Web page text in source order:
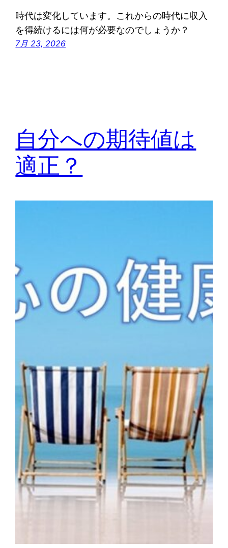
時代は変化しています。これからの時代に収入
を得続けるには何が必要なのでしょうか？
7月 23, 2026
自分への期待値は
適正？